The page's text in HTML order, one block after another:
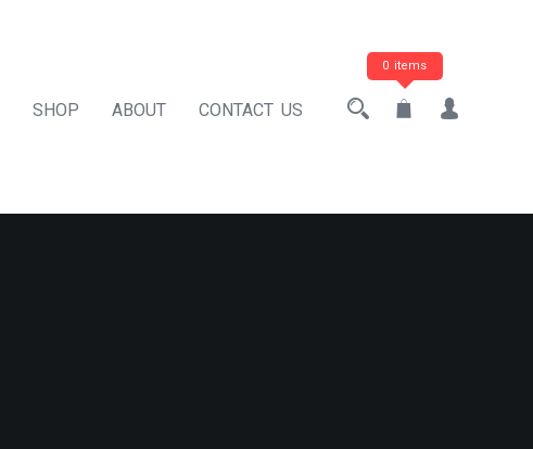
SHOP ABOUT CONTACT US
0 items